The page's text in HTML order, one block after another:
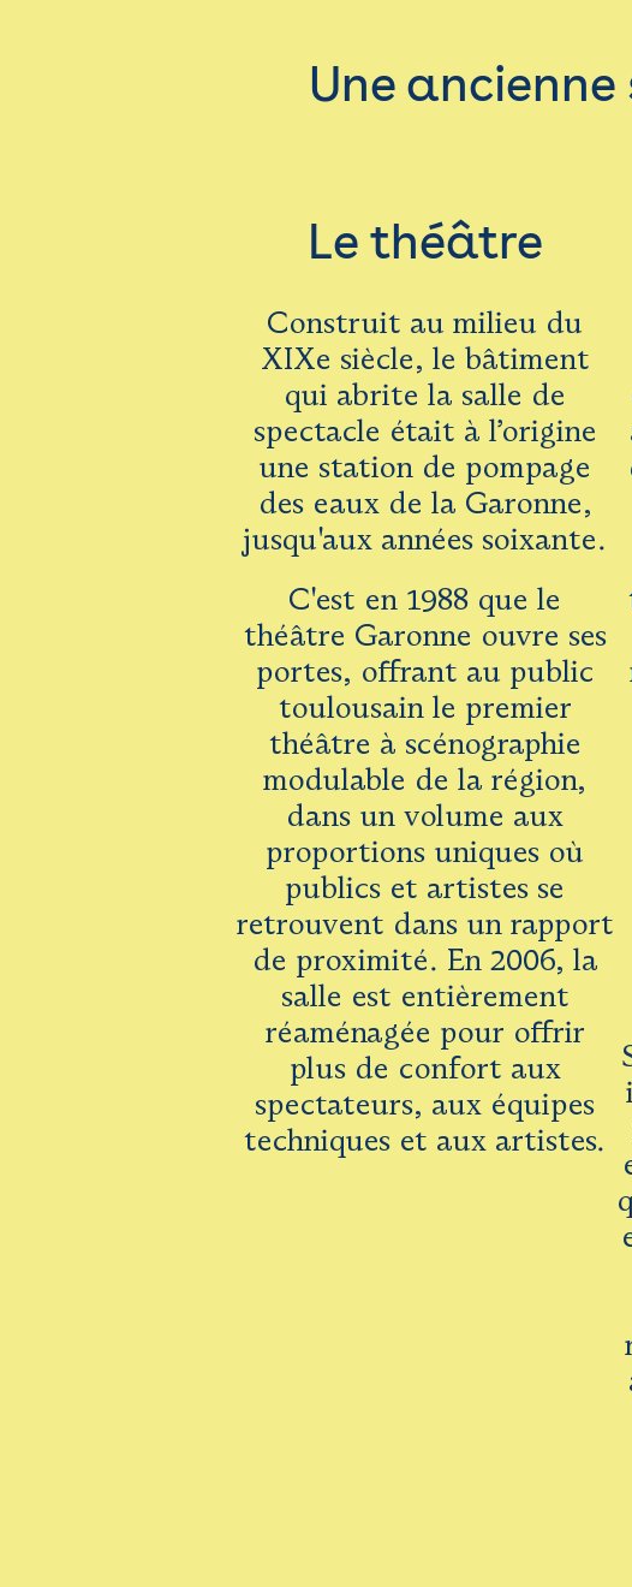
Une
Le théâtre
Construit au milieu du
XIXe siècle, le bâtiment
qui abrite la salle de
spectacle était à l’origine
une station de pompage
des eaux de la Garonne,
jusqu'aux années soixante.
C'est en 1988 que le
théâtre Garonne ouvre ses
portes, offrant au public
toulousain le premier
théâtre à scénographie
modulable de la région,
dans un volume aux
proportions uniques où
publics et artistes se
retrouvent dans un rapport
de proximité. En 2006, la
salle est entièrement
réaménagée pour offrir
plus de confort aux
spectateurs, aux équipes
techniques et aux artistes.